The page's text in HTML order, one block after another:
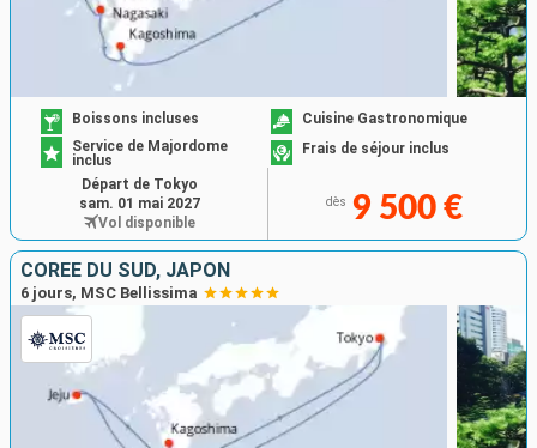
Boissons incluses
Cuisine Gastronomique
Service de Majordome
inclus
Frais de séjour inclus
dès 9 500 €
Départ de Tokyo
sam. 01 mai 2027
Vol disponible
CORÉE DU SUD, JAPON
6 jours, MSC Bellissima